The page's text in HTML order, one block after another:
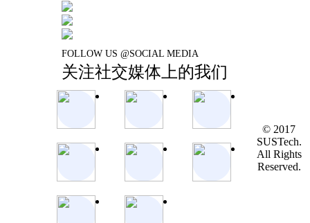
FOLLOW US @SOCIAL MEDIA
关注社交媒体上的我们
© 2017
SUSTech.
All Rights
Reserved.